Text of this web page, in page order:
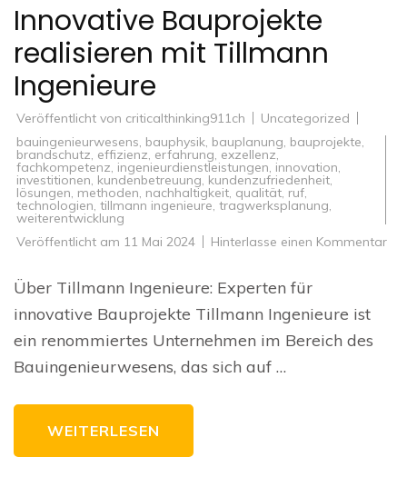
Innovative Bauprojekte
realisieren mit Tillmann
Ingenieure
Veröffentlicht von criticalthinking911ch
Uncategorized
bauingenieurwesens, bauphysik, bauplanung, bauprojekte,
brandschutz, effizienz, erfahrung, exzellenz,
fachkompetenz, ingenieurdienstleistungen, innovation,
investitionen, kundenbetreuung, kundenzufriedenheit,
lösungen, methoden, nachhaltigkeit, qualität, ruf,
technologien, tillmann ingenieure, tragwerksplanung,
weiterentwicklung
Veröffentlicht am 11 Mai 2024 Hinterlasse einen Kommentarzu
Über Tillmann Ingenieure: Experten für
innovative Bauprojekte Tillmann Ingenieure ist
ein renommiertes Unternehmen im Bereich des
Bauingenieurwesens, das sich auf …
WEITERLESEN